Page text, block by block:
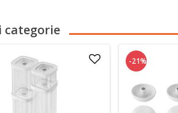
categorie
-21%